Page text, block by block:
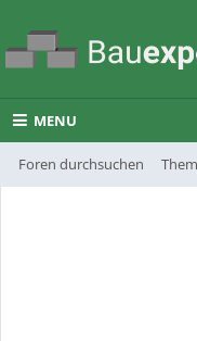
MENU
Foren durchsuchen